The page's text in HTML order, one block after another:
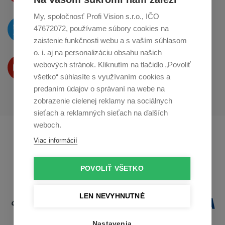
My, spoločnosť Profi Vision s.r.o., IČO
47672072, používame súbory cookies na
zaistenie funkčnosti webu a s vaším súhlasom
o. i. aj na personalizáciu obsahu našich
webových stránok. Kliknutím na tlačidlo „Povoliť
všetko“ súhlasíte s využívaním cookies a
predaním údajov o správaní na webe na
zobrazenie cielenej reklamy na sociálnych
sieťach a reklamných sieťach na ďalších
weboch.
Viac informácií
POVOLIŤ VŠETKO
LEN NEVYHNUTNÉ
O novinkách píšeme
naTwitteri
Produkty Vám predstavujeme
na Youtube
Profikuchař.cz